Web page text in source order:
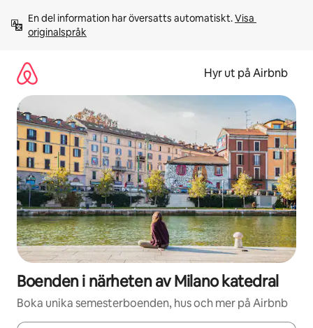
innehåll
En del information har översatts automatiskt. Visa
originalspråk
Hyr ut på Airbnb
Boenden i närheten av Milano katedral
Boka unika semesterboenden, hus och mer på Airbnb